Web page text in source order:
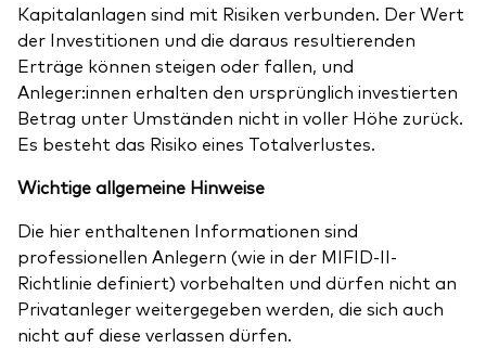
Kapitalanlagen sind mit Risiken verbunden. Der Wert
der Investitionen und die daraus resultierenden
Erträge können steigen oder fallen, und
Anleger:innen erhalten den ursprünglich investierten
Betrag unter Umständen nicht in voller Höhe zurück.
Es besteht das Risiko eines Totalverlustes.
Wichtige allgemeine Hinweise
Die hier enthaltenen Informationen sind
professionellen Anlegern (wie in der MIFID-II-
Richtlinie definiert) vorbehalten und dürfen nicht an
Privatanleger weitergegeben werden, die sich auch
nicht auf diese verlassen dürfen.